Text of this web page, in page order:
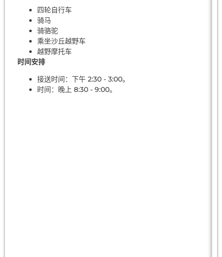
四轮自行车
骑马
骑骆驼
乘坐沙丘越野车
越野摩托车
时间安排
接送时间：下午 2:30 - 3:00。
时间：晚上 8:30 - 9:00。